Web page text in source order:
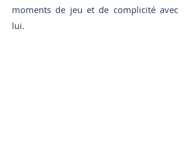
moments de jeu et de complicité avec
lui.